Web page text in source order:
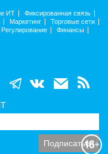
ИТ
Фиксированная связь
Маркетинг
Торговые сети
Регулирование
Финансы